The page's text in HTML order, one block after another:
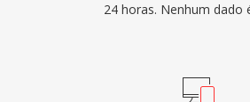
24 horas. Nenhum dado